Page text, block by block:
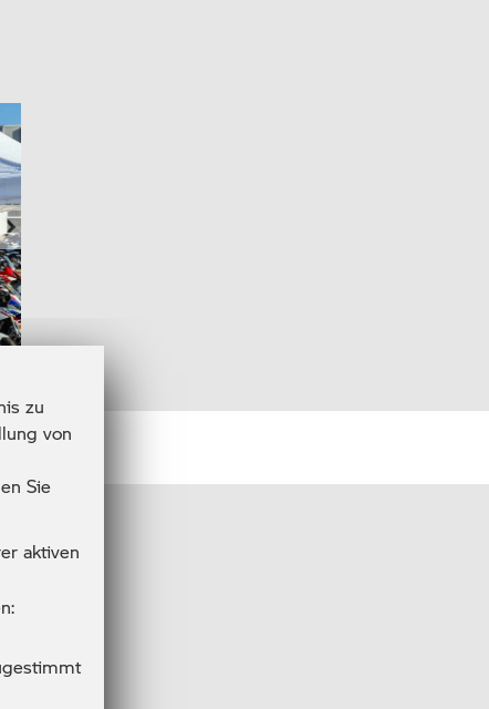
Next
zu
von
Sie
aktiven